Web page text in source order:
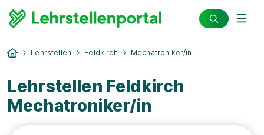
Lehrstellen Feldkirch Mechatroniker/in
Lehrstellen Feldkirch
Mechatroniker/in